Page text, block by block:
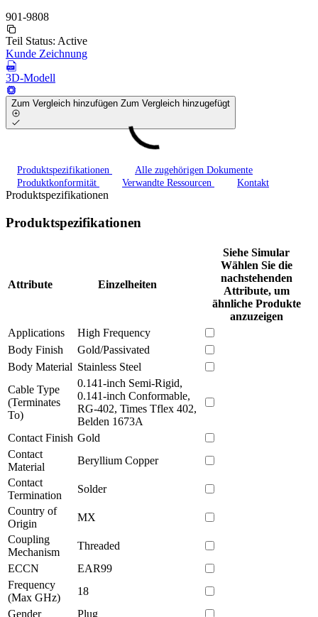
901-9808
Teil Status: Active
Kunde Zeichnung
3D-Modell
Zum Vergleich hinzufügen Zum Vergleich hinzugefügt
Produktspezifikationen
Alle zugehörigen Dokumente
Produktkonformität
Verwandte Ressourcen Kontakt
Produktspezifikationen
Produktspezifikationen
Attribute Einzelheiten
Siehe Simular
Wählen Sie die
nachstehenden
Attribute, um
ähnliche Produkte
anzuzeigen
Applications
High Frequency
Body Finish
Gold/Passivated
Body Material Stainless Steel
Cable Type
(Terminates
To)
0.141-inch Semi-Rigid,
0.141-inch Conformable,
RG-402, Times Tflex 402,
Belden 1673A
Contact Finish Gold
Contact
Material
Beryllium Copper
Contact
Termination
Solder
Country of
Origin
MX
Coupling
Mechanism
Threaded
ECCN
EAR99
Frequency
(Max GHz)
18
Gender
Plug